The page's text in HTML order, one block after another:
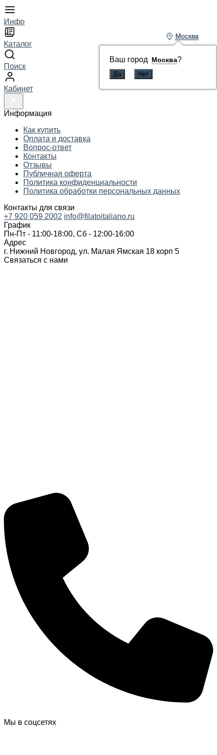
Инфо
Каталог
Поиск
Кабинет
Информация
Как купить
Оплата и доставка
Вопрос-ответ
Контакты
Отзывы
Публичная оферта
Политика конфиденциальности
Политика обработки персональных данных
Контакты для связи
Москва
Ваш город Москва?
+7 920 059 2002 info@filatoitaliano.ru
График
Пн-Пт - 11:00-18:00, Сб - 12:00-16:00
Адрес
г. Нижний Новгород, ул. Малая Ямская 18 корп 5
Связаться с нами
Мы в соцсетях
Москва
Ваш город Москва?